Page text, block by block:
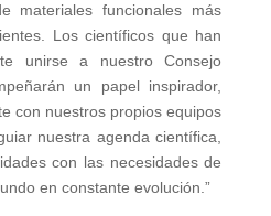
materiales funcionales más
Los científicos que han
unirse a nuestro Consejo
un papel inspirador,
con nuestros propios equipos
nuestra agenda científica,
con las necesidades de
en constante evolución.”